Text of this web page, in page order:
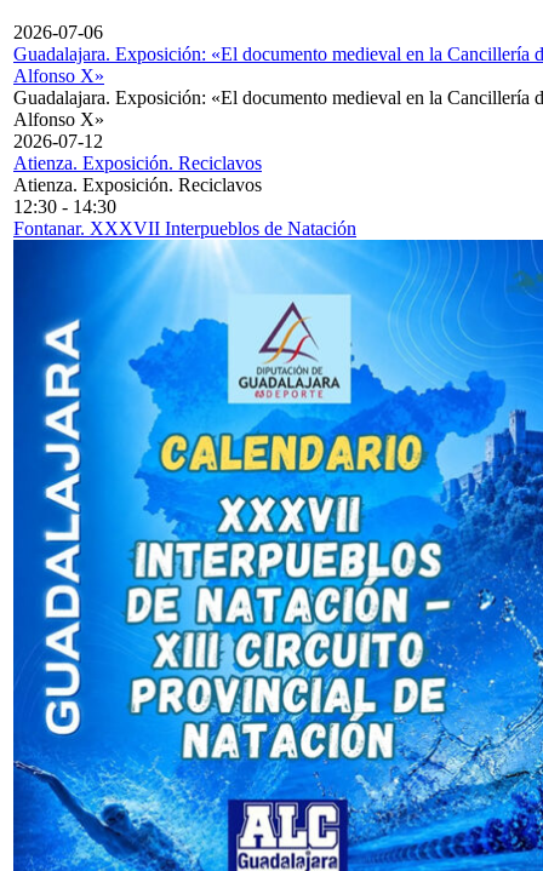
2026-07-06
Guadalajara. Exposición: «El documento medieval en la Cancillería
Alfonso X»
Guadalajara. Exposición: «El documento medieval en la Cancillería
Alfonso X»
2026-07-12
Atienza. Exposición. Reciclavos
Atienza. Exposición. Reciclavos
12:30 - 14:30
Fontanar. XXXVII Interpueblos de Natación